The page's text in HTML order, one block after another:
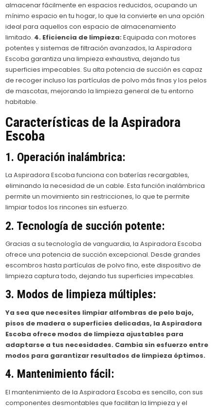
almacenar fácilmente en espacios reducidos, ocupando un
mínimo espacio en tu hogar, lo que la convierte en una opción
ideal para aquellos con espacio de almacenamiento
limitado. 4. Eficiencia de limpieza:Equipada con motores
potentes y sistemas de filtración avanzados, la Aspiradora
Escoba garantiza una limpieza exhaustiva, dejando tus
superficies impecables. Su alta potencia de succión es capaz
de recoger incluso las partículas de polvo más finas y los pelos
de mascotas, mejorando la limpieza general de tu entorno
habitable.
Características de la Aspiradora
Escoba
1. Operación inalámbrica:
La Aspiradora Escoba funciona con baterías recargables,
eliminando la necesidad de un cable. Esta función inalámbrica
permite un movimiento sin restricciones, lo que te permite
limpiar todos los rincones sin esfuerzo.
2. Tecnología de succión potente:
Gracias a su tecnología de vanguardia, la Aspiradora Escoba
ofrece una potencia de succión excepcional. Desde grandes
escombros hasta partículas de polvo fino, este dispositivo de
limpieza captura todo, dejando tus superficies impecables.
3. Modos de limpieza múltiples:
Ya sea que necesites limpiar alfombras de pelo bajo,
pisos de madera o superficies delicadas, la Aspiradora
Escoba ofrece modos de limpieza ajustables para
adaptarse a tus necesidades. Cambia sin esfuerzo entre
modos para garantizar resultados de limpieza óptimos.
4. Mantenimiento fácil:
El mantenimiento de la Aspiradora Escoba es sencillo, con sus
componentes desmontables que facilitan la limpieza y el